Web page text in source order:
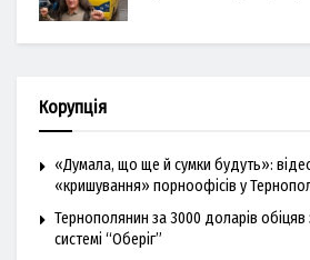
Корупція
«Думала, що ще й сумки будуть»:
«кришування» порноофісів у
Тернополянин за 3000 доларів обіцяв
системі “Оберіг”